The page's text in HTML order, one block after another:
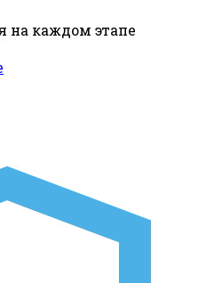
на каждом этапе